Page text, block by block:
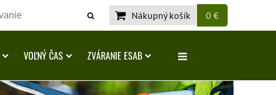
Nákupný košík 0 €
VOĽNÝ ČAS ZVÁRANIE ESAB